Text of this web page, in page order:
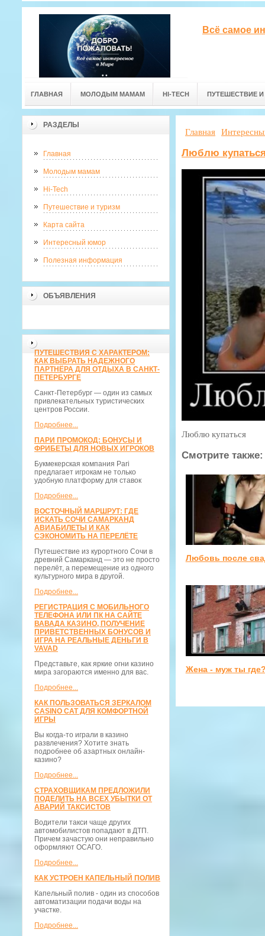
Всё самое
ГЛАВНАЯ МОЛОДЫМ МАМАМ HI-TECH ПУТЕШЕСТВИЕ И
РАЗДЕЛЫ
Главная
Молодым мамам
Hi-Tech
Путешествие и туризм
Карта сайта
Интересный юмор
Полезная информация
ОБЪЯВЛЕНИЯ
ПУТЕШЕСТВИЯ С ХАРАКТЕРОМ:
КАК ВЫБРАТЬ НАДЕЖНОГО
ПАРТНЁРА ДЛЯ ОТДЫХА В САНКТ-
ПЕТЕРБУРГЕ
Санкт-Петербург — один из самых
привлекательных туристических
центров России.
Подробнее...
ПАРИ ПРОМОКОД: БОНУСЫ И
ФРИБЕТЫ ДЛЯ НОВЫХ ИГРОКОВ
Букмекерская компания Pari
предлагает игрокам не только
удобную платформу для ставок
Подробнее...
ВОСТОЧНЫЙ МАРШРУТ: ГДЕ
ИСКАТЬ СОЧИ САМАРКАНД
АВИАБИЛЕТЫ И КАК
СЭКОНОМИТЬ НА ПЕРЕЛЁТЕ
Путешествие из курортного Сочи в
древний Самарканд — это не просто
перелёт, а перемещение из одного
культурного мира в другой.
Подробнее...
РЕГИСТРАЦИЯ С МОБИЛЬНОГО
ТЕЛЕФОНА ИЛИ ПК НА САЙТЕ
ВАВАДА КАЗИНО, ПОЛУЧЕНИЕ
ПРИВЕТСТВЕННЫХ БОНУСОВ И
ИГРА НА РЕАЛЬНЫЕ ДЕНЬГИ В
VAVAD
Представьте, как яркие огни казино
мира загораются именно для вас.
Подробнее...
КАК ПОЛЬЗОВАТЬСЯ ЗЕРКАЛОМ
CASINO CAT ДЛЯ КОМФОРТНОЙ
ИГРЫ
Вы когда-то играли в казино
развлечения? Хотите знать
подробнее об азартных онлайн-
казино?
Подробнее...
СТРАХОВЩИКАМ ПРЕДЛОЖИЛИ
ПОДЕЛИТЬ НА ВСЕХ УБЫТКИ ОТ
АВАРИЙ ТАКСИСТОВ
Водители такси чаще других
автомобилистов попадают в ДТП.
Причем зачастую они неправильно
оформляют ОСАГО.
Подробнее...
КАК УСТРОЕН КАПЕЛЬНЫЙ ПОЛИВ
Капельный полив - один из способов
автоматизации подачи воды на
участке.
Подробнее...
Главная
Люблю
Люблю купаться
Смотрите также:
Любовь после
Жена - муж ты